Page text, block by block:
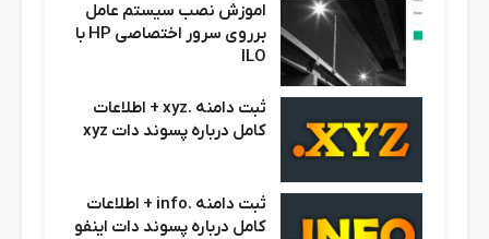
اموزش نصب سیستم عامل
برروی سرور اختصاصی HP با
ILO
ثبت دامنه .xyz + اطلاعات
کامل درباره پسوند دات xyz
ثبت دامنه .info + اطلاعات
کامل درباره پسوند دات اینفو